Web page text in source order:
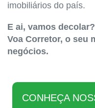
imobiliários do país.
E ai, vamos decolar?
Voa Corretor, o seu
negócios.
CONHEÇA